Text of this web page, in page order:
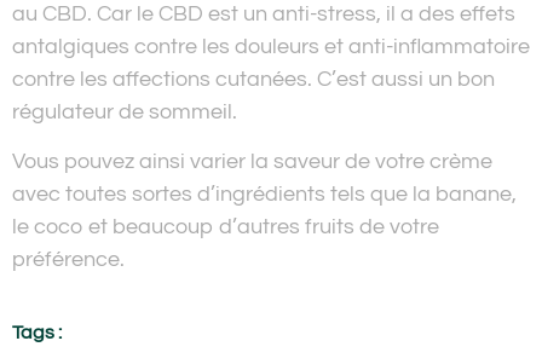
au CBD. Car le CBD est un anti-stress, il a des effets
antalgiques contre les douleurs et anti-inflammatoire
contre les affections cutanées. C’est aussi un bon
régulateur de sommeil.
Vous pouvez ainsi varier la saveur de votre crème
avec toutes sortes d’ingrédients tels que la banane,
le coco et beaucoup d’autres fruits de votre
préférence.
Tags :